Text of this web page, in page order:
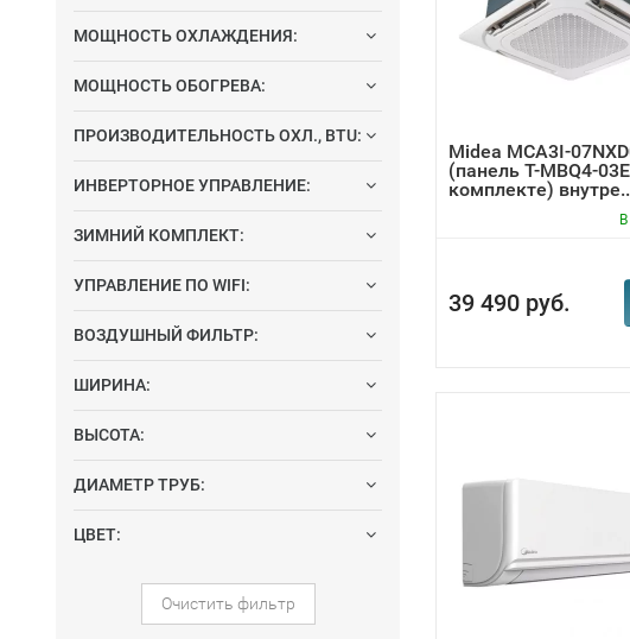
МОЩНОСТЬ ОХЛАЖДЕНИЯ:
МОЩНОСТЬ ОБОГРЕВА:
ПРОИЗВОДИТЕЛЬНОСТЬ ОХЛ., BTU:
ИНВЕРТОРНОЕ УПРАВЛЕНИЕ:
ЗИМНИЙ КОМПЛЕКТ:
УПРАВЛЕНИЕ ПО WIFI:
ВОЗДУШНЫЙ ФИЛЬТР:
ШИРИНА:
ВЫСОТА:
ДИАМЕТР ТРУБ:
ЦВЕТ:
Очистить фильтр
Midea MCA3I-
(панель T-MBQ4-
комплекте)
39 490 руб.